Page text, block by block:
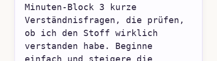
Minuten-Block 3 kurze
Verständnisfragen, die prüfen,
ob ich den Stoff wirklich
verstanden habe. Beginne
einfach und steigere die